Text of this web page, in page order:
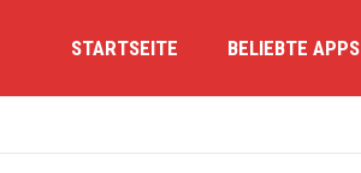
STARTSEITE BELIEBTE APPS